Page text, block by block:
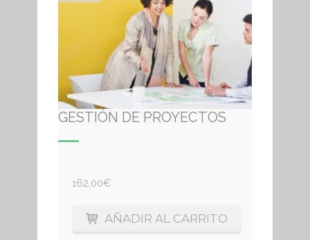
GESTIÓN DE PROYECTOS
162,00€
AÑADIR AL CARRITO